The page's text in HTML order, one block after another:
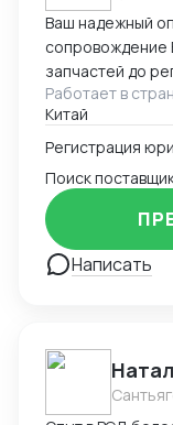
Ваш надежный
сопровождение
запчастей до
логистики. Опыт и специализация: * 12 лет в ВЭД:
Глубокое
юридических
Экспертиза в
промышленное
специфику
сложных грузов. Перечень услуг * Логистика и
импорт:
бухгалтерии по
торговых
Работает в
Китай
Поиск
Написать